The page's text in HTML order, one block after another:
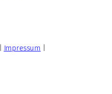
Impressum